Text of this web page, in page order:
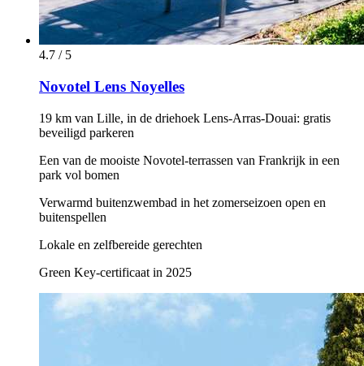
4.7 / 5
Novotel Lens Noyelles
19 km van Lille, in de driehoek Lens-Arras-Douai: gratis
beveiligd parkeren
Een van de mooiste Novotel-terrassen van Frankrijk in een
park vol bomen
Verwarmd buitenzwembad in het zomerseizoen open en
buitenspellen
Lokale en zelfbereide gerechten
Green Key-certificaat in 2025